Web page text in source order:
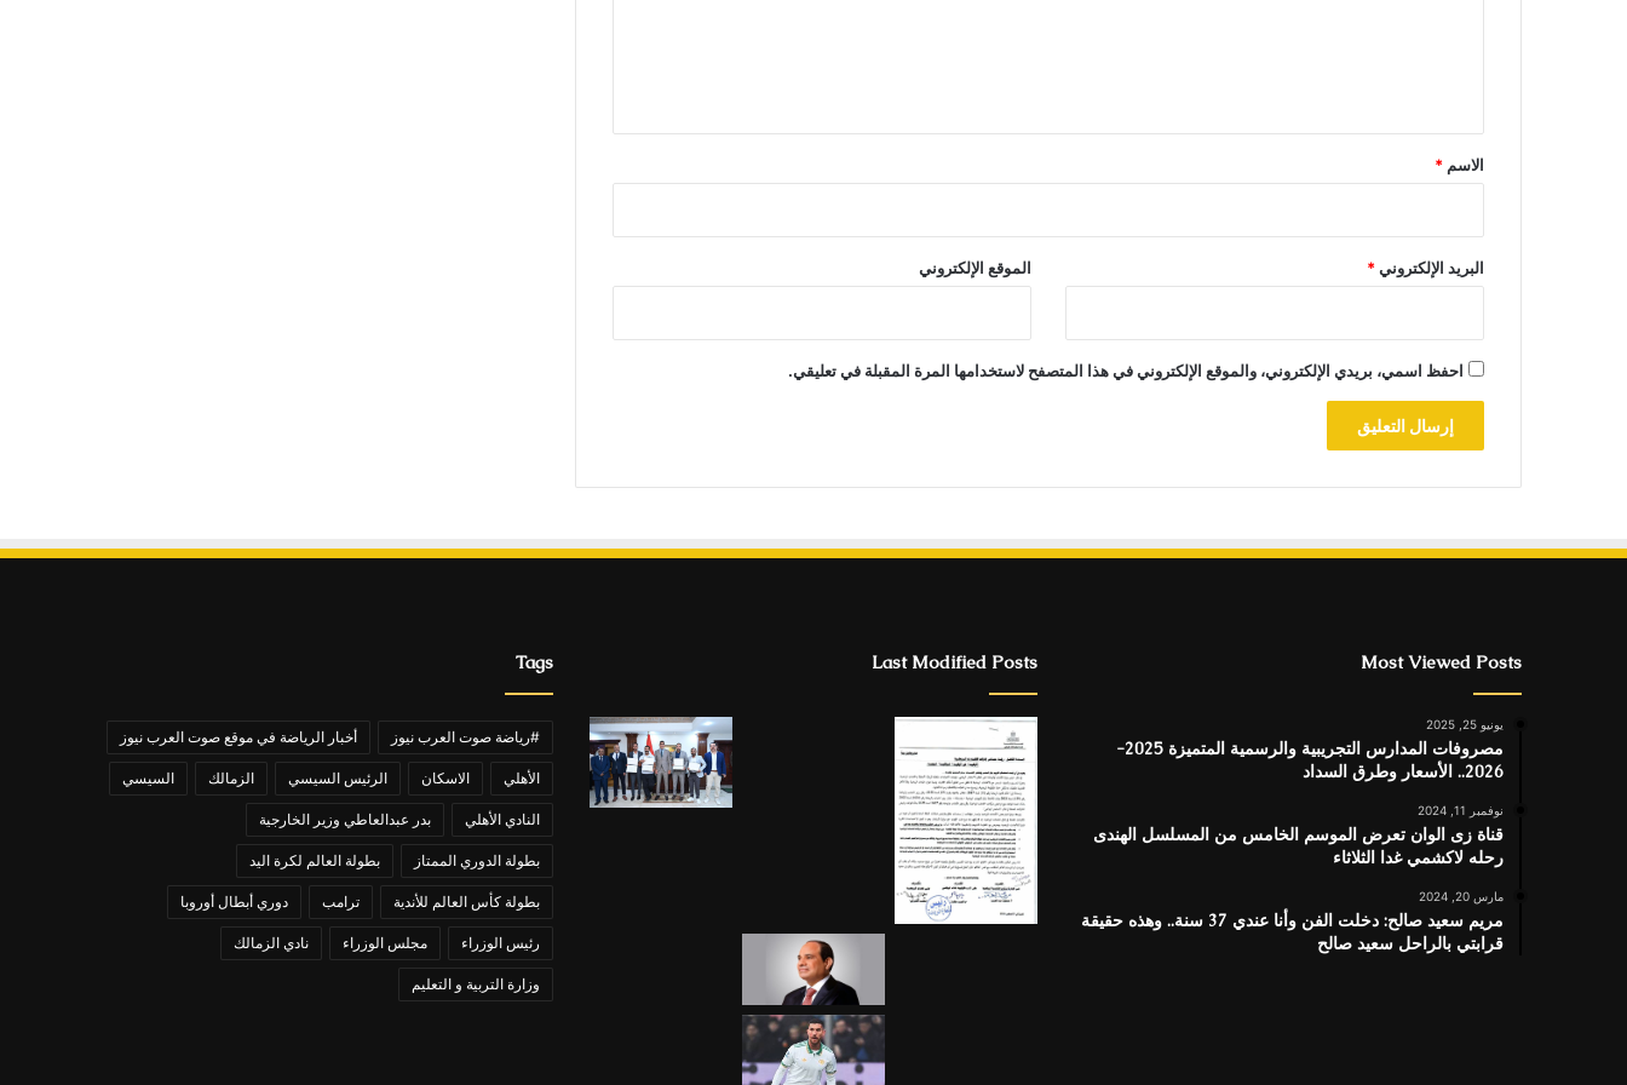
*
الاسم *
البريد الإلكتروني* الموقع الإلكتروني
احفظ اسمي، بريدي الإلكتروني، والموقع الإلكتروني في هذا المتصفح لاستخدامها المرة المقبلة في تعليقي.
Most Viewed Posts
يونيو 25, 2025
مصروفات المدارس التجريبية والرسمية المتميزة 2025-
2026.. الأسعار وطرق السداد
نوفمبر 11, 2024
قناة زى الوان تعرض الموسم الخامس من المسلسل الهندى
رحله لاكشمي غدا الثلاثاء
مارس 20, 2024
مريم سعيد صالح: دخلت الفن وأنا عندي 37 سنة.. وهذه حقيقة
قرابتي بالراحل سعيد صالح
Last Modified Posts
Tags
#رياضة صوت العرب نيوز أخبار الرياضة في موقع صوت العرب نيوز
الأهلي الاسكان الرئيس السيسي الزمالك السيسي
النادي الأهلي بدر عبدالعاطي وزير الخارجية
بطولة الدوري الممتاز بطولة العالم لكرة اليد
بطولة كأس العالم للأندية ترامب دوري أبطال أوروبا
رئيس الوزراء مجلس الوزراء نادي الزمالك
وزارة التربية و التعليم